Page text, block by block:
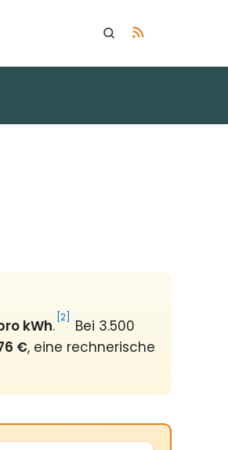
kWh. [2]
Bei 3.500
€, eine rechnerische